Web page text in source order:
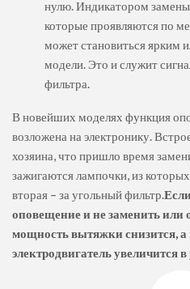
нулю. Индикатором
которые проявляются по
может становиться ярким
модели. Это и служит
фильтра.
В новейших моделях функция
возложена на электронику.
хозяина, что пришло время
зажигаются лампочки, из
вторая – за угольный фильтр.
оповещение и не заменить или
мощность вытяжки снизится, а
электродвигатель увеличится